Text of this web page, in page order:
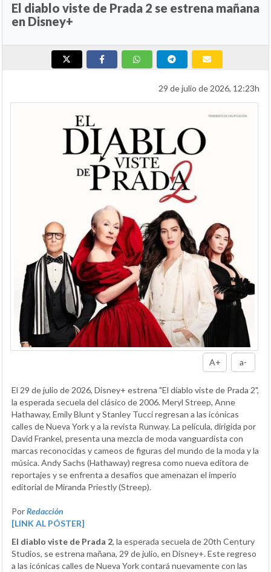
El diablo viste de Prada 2 se estrena mañana
en Disney+
29 de julio de 2026, 12:23h
A+ a-
El 29 de julio de 2026, Disney+ estrena "El diablo viste de Prada 2",
la esperada secuela del clásico de 2006. Meryl Streep, Anne
Hathaway, Emily Blunt y Stanley Tucci regresan a las icónicas
calles de Nueva York y a la revista Runway. La película, dirigida por
David Frankel, presenta una mezcla de moda vanguardista con
marcas reconocidas y cameos de figuras del mundo de la moda y la
música. Andy Sachs (Hathaway) regresa como nueva editora de
reportajes y se enfrenta a desafíos que amenazan el imperio
editorial de Miranda Priestly (Streep).
PorRedacción
[LINK AL PÓSTER]
El diablo viste de Prada 2, la esperada secuela de 20th Century
Studios, se estrena mañana, 29 de julio, en Disney+. Este regreso
a las icónicas calles de Nueva York contará nuevamente con las